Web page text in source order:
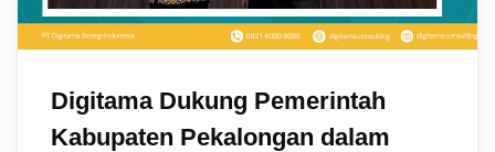
Digitama Dukung Pemerintah
Kabupaten Pekalongan dalam